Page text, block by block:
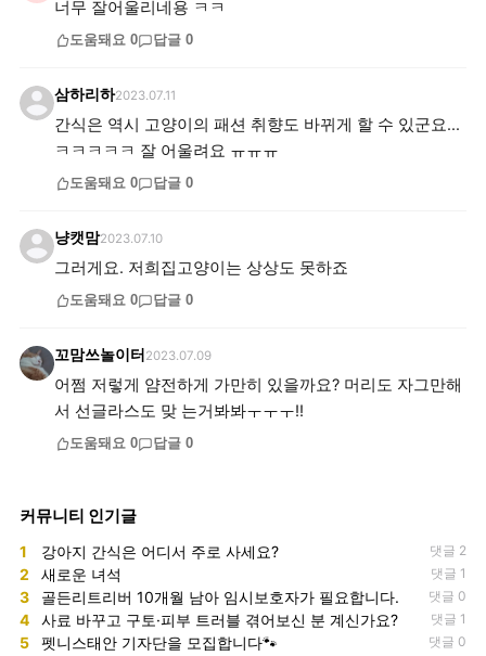
너무 잘어울리네용 ㅋㅋ
도움돼요 0 답글 0
삼하리하2023.07.11
간식은 역시 고양이의 패션 취향도 바뀌게 할 수 있군요...
ㅋㅋㅋㅋㅋ 잘 어울려요 ㅠㅠㅠ
도움돼요 0 답글 0
냥캣맘2023.07.10
그러게요. 저희집고양이는 상상도 못하죠
도움돼요 0 답글 0
꼬맘쓰놀이터 2023.07.09
어쩜 저렇게 얌전하게 가만히 있을까요? 머리도 자그만해
서 선글라스도 맞 는거봐봐ㅜㅜㅜ!!
도움돼요 0 답글 0
커뮤니티 인기글
1 강아지 간식은 어디서 주로 사세요? 댓글 2
2 새로운 녀석 댓글 1
3 골든리트리버 10개월 남아 임시보호자가 필요합니다. 댓글 0
4 사료 바꾸고 구토·피부 트러블 겪어보신 분 계신가요? 댓글 1
5 펫니스태안 기자단을 모집합니다🐾 댓글 0